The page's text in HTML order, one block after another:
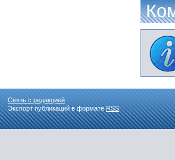
Связь с редакцией
Экспорт публикаций в форматеRSS